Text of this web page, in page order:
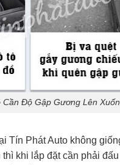
Cần Độ Gập Gương Lên
Tín Phát Auto không
khi lắp đặt cần phải